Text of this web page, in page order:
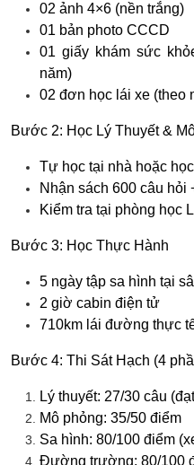
02 ảnh 4×6 (nền trắng)
01 bản photo CCCD
01 giấy khám sức
năm)
02 đơn học lái xe (theo
Bước 2: Học Lý Thuyết &
Tự học tại nhà hoặc
Nhận sách 600 câu hỏi
Kiểm tra tại phòng học
Bước 3: Học Thực Hành
5 ngày tập sa hình tại
2 giờ cabin điện tử
710km lái đường thực
Bước 4: Thi Sát Hạch (4
Lý thuyết: 27/30 câu
Mô phỏng: 35/50 điểm
Sa hình: 80/100 điểm
Đường trường: 80/100